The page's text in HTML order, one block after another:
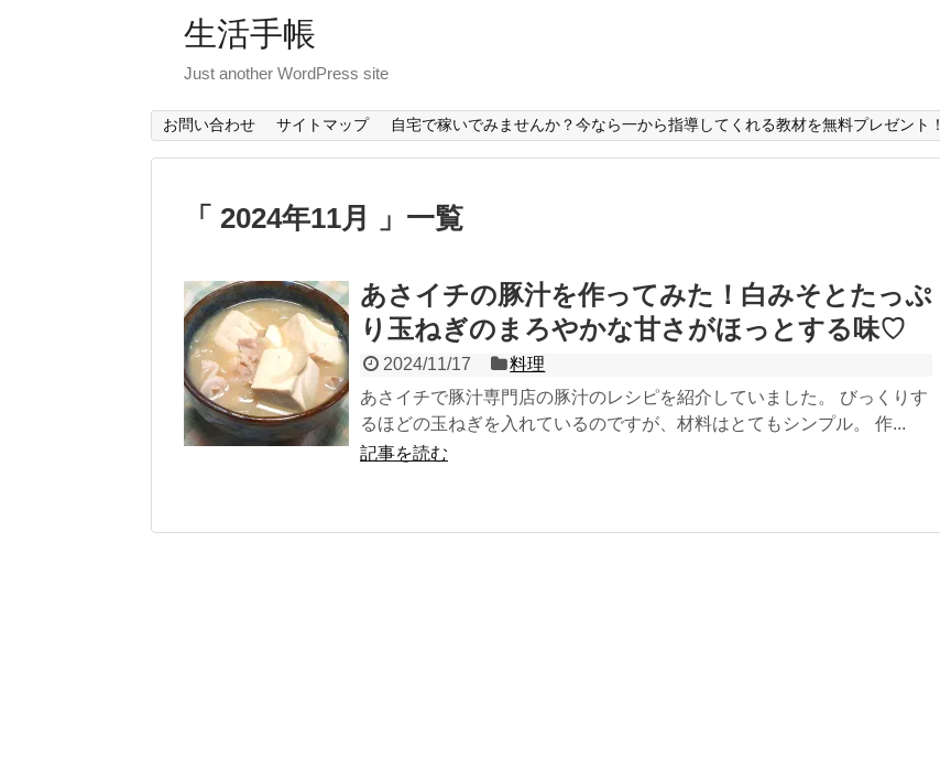
生活手帳
Just another WordPress site
お問い合わせ サイトマップ 自宅で稼いでみませんか？今なら一から指導してくれる教材を無料プレゼント！
「 2024年11月 」一覧
あさイチの豚汁を作ってみた！白みそとたっぷ
り玉ねぎのまろやかな甘さがほっとする味♡
2024/11/17
料理
あさイチで豚汁専門店の豚汁のレシピを紹介していました。 びっくりす
るほどの玉ねぎを入れているのですが、材料はとてもシンプル。 作...
記事を読む